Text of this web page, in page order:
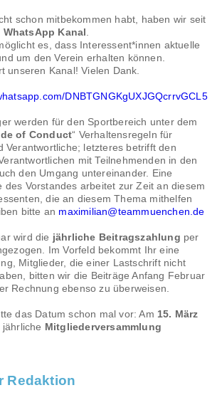
schon mitbekommen habt, haben wir seit
WhatsApp Kanal
es, dass Interessent*innen aktuelle
um den Verein erhalten können.
unseren Kanal! Vielen Dank.
DNBTGNGKgUXJGQcrrvGCL5
werden für den Sportbereich unter dem
of Conduct“ Verhaltensregeln für
Verantwortliche; letzteres betrifft den
mit Teilnehmenden in den
den Umgang untereinander. Eine
des Vorstandes arbeitet zur Zeit an diesem
die an diesem Thema mithelfen
bitte an maximilian@teammuenchen.de
wird die jährliche Beitragszahlung per
Im Vorfeld bekommt Ihr eine
Mitglieder, die einer Lastschrift nicht
bitten wir die Beiträge Anfang Februar
Rechnung ebenso zu überweisen.
das Datum schon mal vor: Am 15. März
Mitgliederversammlung
Redaktion